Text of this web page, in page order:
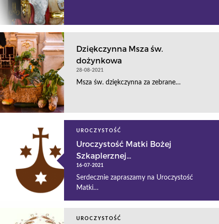
Dziękczynna Msza św.
dożynkowa
28-08-2021
Msza św. dziękczynna za zebrane…
UROCZYSTOŚĆ
Uroczystość Matki Bożej
Szkaplerznej...
16-07-2021
Serdecznie zapraszamy na Uroczystość
Matki…
UROCZYSTOŚĆ